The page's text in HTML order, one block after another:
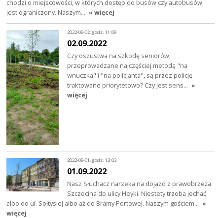
chodzi o miejscowości, w których dostęp do busów czy autobusów
jest ograniczony. Naszym… » więcej
2022-09-02, godz. 11:09
02.09.2022
Czy oszustwa na szkodę seniorów,
przeprowadzane najczęściej metodą "na
wnuczka" i "na policjanta", są przez policję
traktowane priorytetowo? Czy jest sens… »
więcej
2022-09-01, godz. 13:03
01.09.2022
Nasz Słuchacz narzeka na dojazd z prawobrzeża
Szczecina do ulicy Heyki. Niestety trzeba jechać
albo do ul. Sołtysiej albo aż do Bramy Portowej. Naszym gościem… »
więcej